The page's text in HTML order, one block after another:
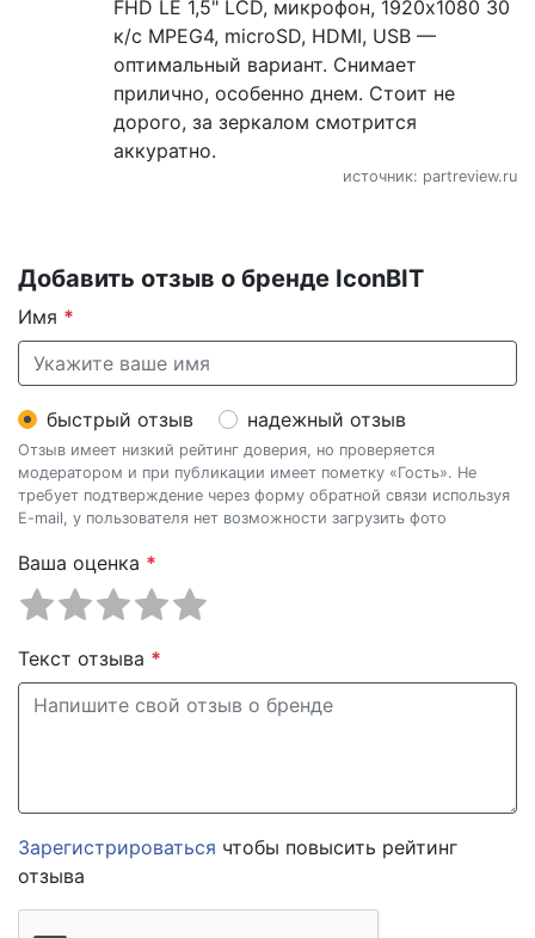
FHD LE 1,5" LCD, микрофон, 1920x1080 30
к/с MPEG4, microSD, HDMI, USB —
оптимальный вариант. Снимает
прилично, особенно днем. Стоит не
дорого, за зеркалом смотрится
аккуратно.
источник: partreview.ru
Добавить отзыв о бренде IconBIT
Имя *
быстрый отзыв надежный отзыв
Отзыв имеет низкий рейтинг доверия, но проверяется
модератором и при публикации имеет пометку «Гость». Не
требует подтверждение через форму обратной связи используя
E-mail, у пользователя нет возможности загрузить фото
Ваша оценка *
Текст отзыва *
Зарегистрироваться чтобы повысить рейтинг
отзыва